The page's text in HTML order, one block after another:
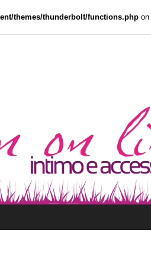
themes/thunderbolt/functions.php on